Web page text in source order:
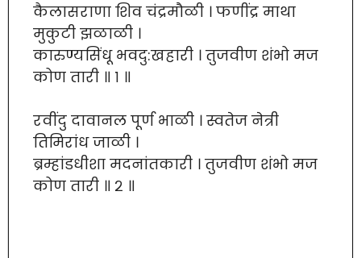
कैलासराणा शिव चंद्रमौळी । फणींद्र माथा
मुकुटी झळाळी ।
कारुण्यसिंधू भवदु:खहारी । तुजवीण शंभो मज
कोण तारी ॥ १ ॥
रवींदु दावानल पूर्ण भाळी । स्वतेज नेत्री
तिमिरांध जाळी ।
ब्रम्हांडधीशा मदनांतकारी । तुजवीण शंभो मज
कोण तारी ॥ २ ॥